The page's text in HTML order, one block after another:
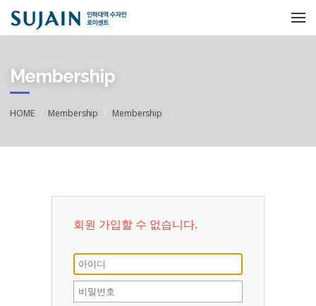
Membership
HOME Membership Membership
회원 가입할 수 없습니다.